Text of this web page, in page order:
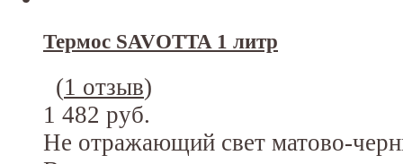
Термос SAVOTTA 1 литр
(1 отзыв)
1 482 руб.
Не отражающий свет матово-